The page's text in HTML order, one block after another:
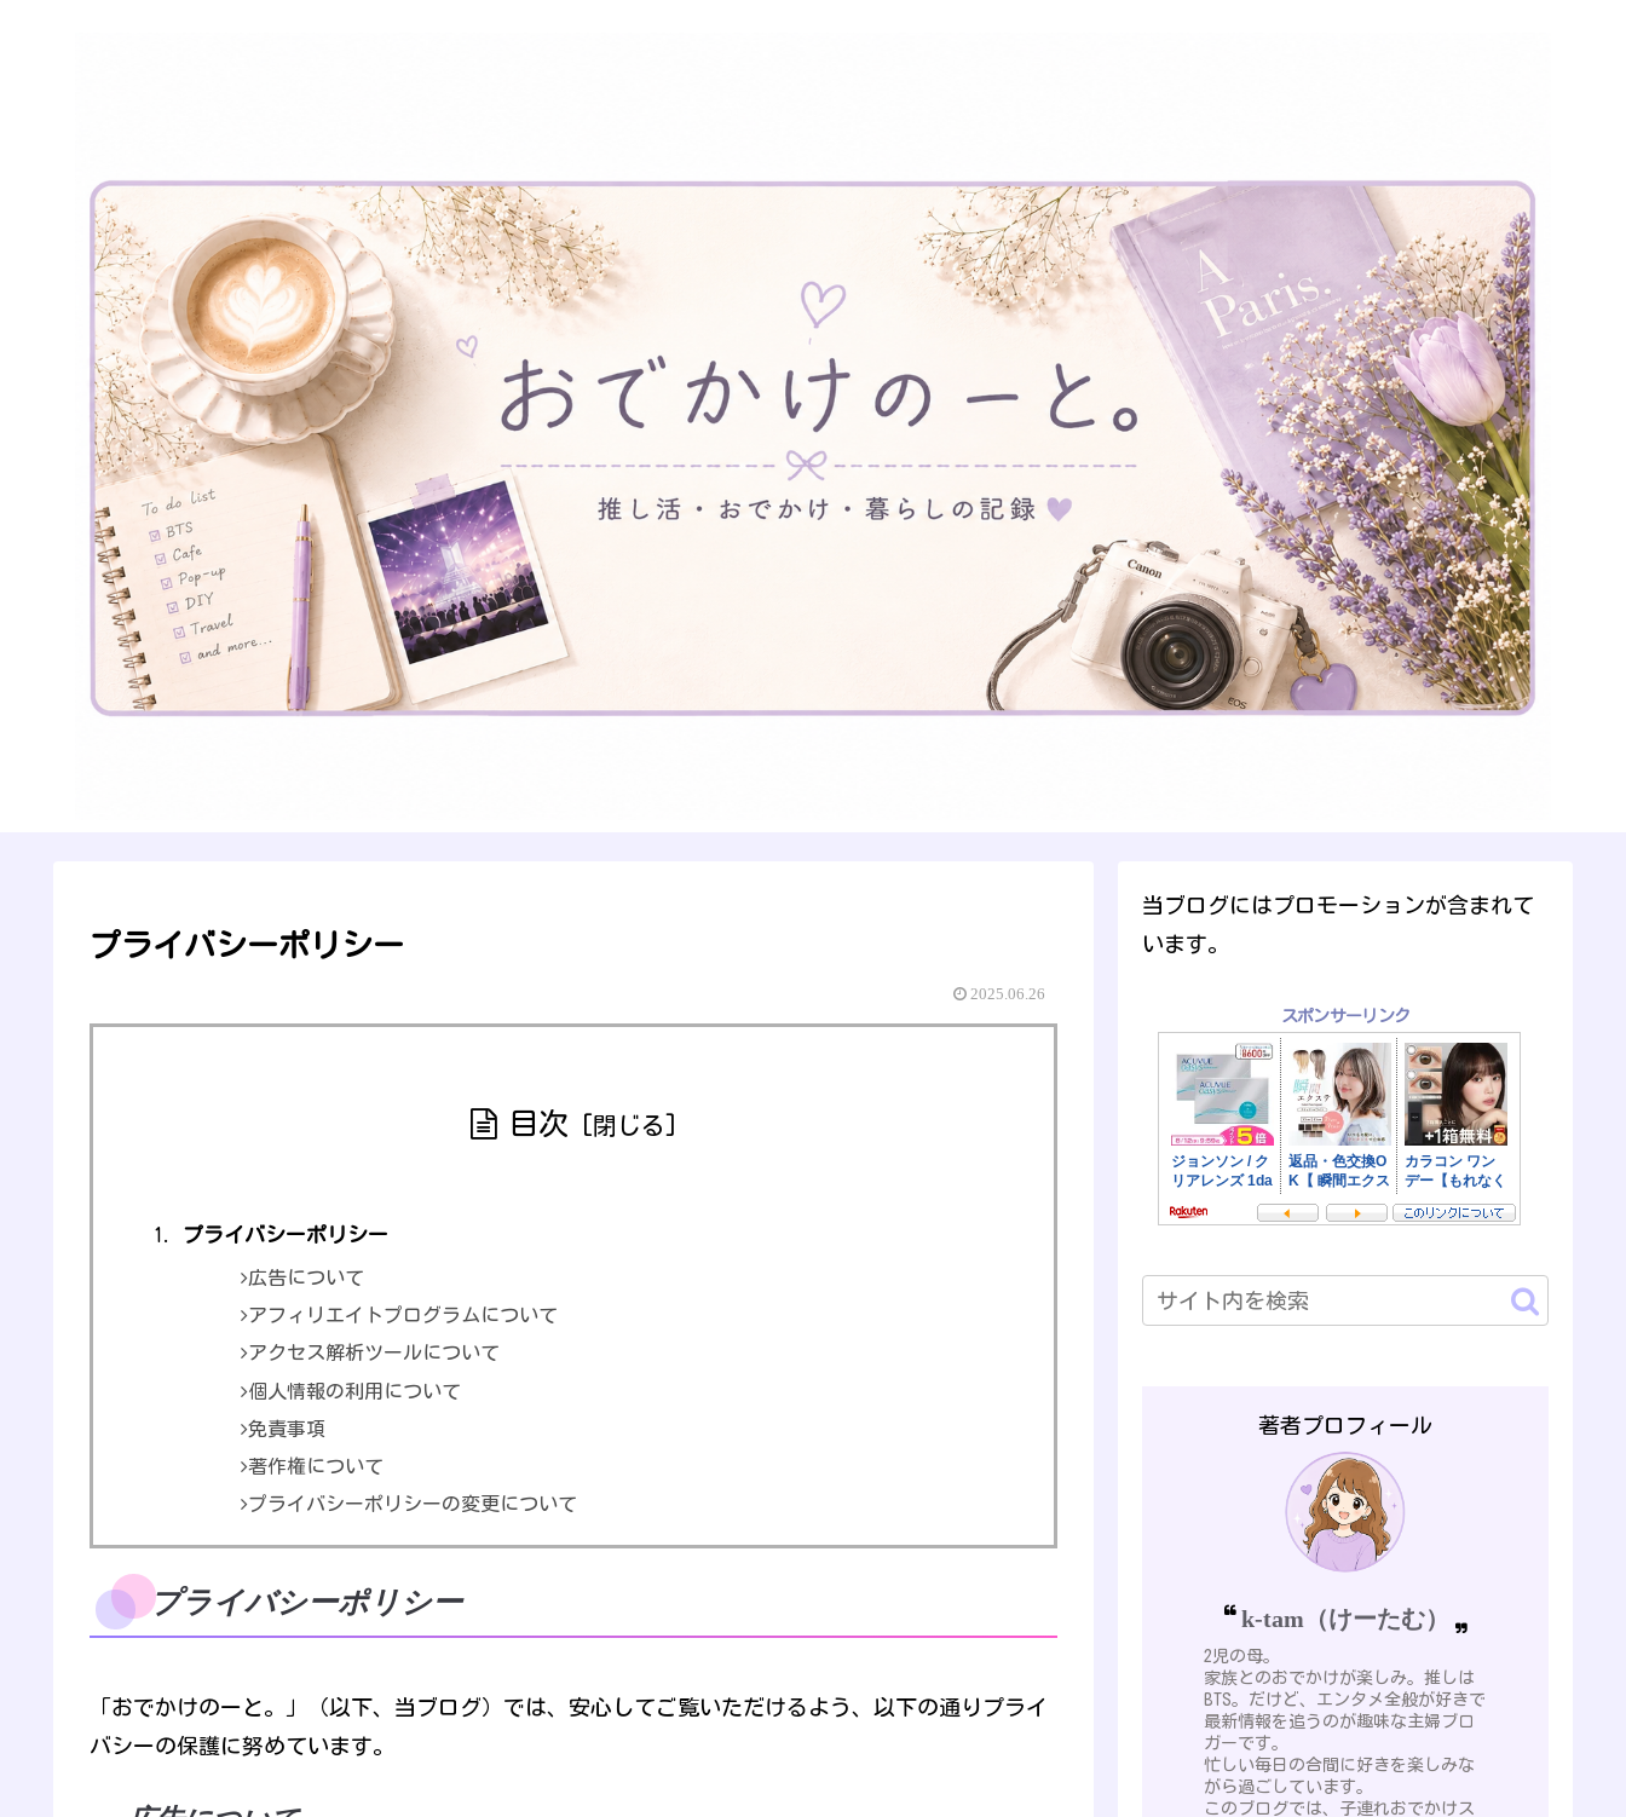
プライバシーポリシー
2025.06.26
目次
プライバシーポリシー
広告について
アフィリエイトプログラムについて
アクセス解析ツールについて
個人情報の利用について
免責事項
著作権について
プライバシーポリシーの変更について
プライバシーポリシー
「おでかけのーと。」（以下、当ブログ）では、安心してご覧いただけるよう、以下の通りプライ
バシーの保護に努めています。
当ブログにはプロモーションが含まれて
います。
スポンサーリンク
著者プロフィール
k-tam（けーたむ）
2児の母。
家族とのおでかけが楽しみ。推しは
BTS。だけど、エンタメ全般が好きで
最新情報を追うのが趣味な主婦ブロ
ガーです。
忙しい毎日の合間に好きを楽しみな
がら過ごしています。
このブログでは、子連れおでかけス